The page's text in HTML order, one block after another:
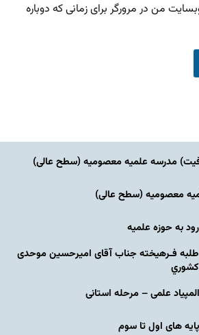
من در مرورگر برای زمانی که دوباره
مدرسه علمیه معصومیه‌ (سطح عالی)
معصومیه‌ (سطح عالی)
به حوزه علمیه
فـرهیخته جناب آقای امیرحسین موحدی
علمی – مرحله استانی
های اول تا سوم